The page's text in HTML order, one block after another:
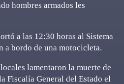
hombres armados les
a las 12:30 horas al Sistema
a bordo de una motocicleta.
lamentaron la muerte de
Fiscalía General del Estado el